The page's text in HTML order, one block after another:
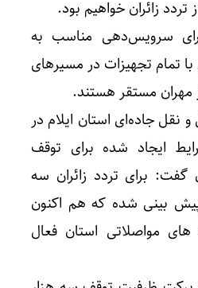
تردد زائران خواهیم بود.
سرویس‌دهی مناسب به
با تمام تجهیزات در مسیرهای
مهران مستقر هستند.
نقل جاده‌ای استان ایلام در
ایجاد شده برای توقف
گفت: برای تردد زائران سه
بینی شده که هم اکنون
های مواصلاتی استان فعال